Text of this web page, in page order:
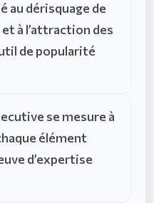
au dérisquage de
à l’attraction des
de popularité
se mesure à
élément
d’expertise